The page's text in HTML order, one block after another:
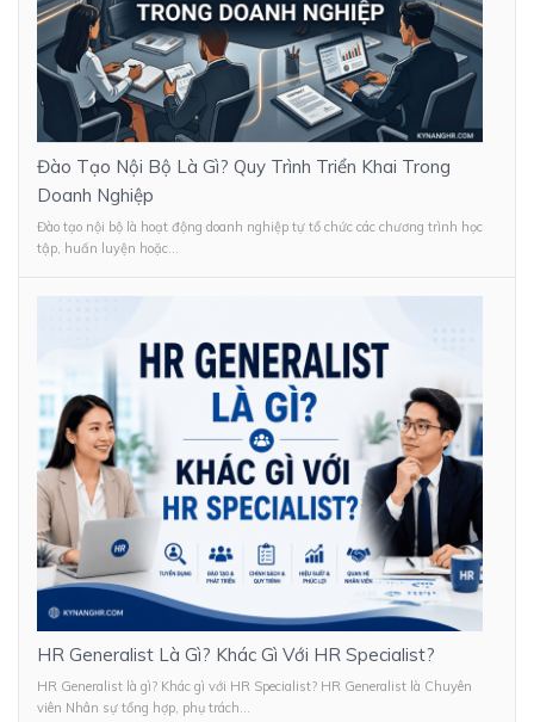
Đào Tạo Nội Bộ Là Gì? Quy Trình Triển Khai Trong
Doanh Nghiệp
Đào tạo nội bộ là hoạt động doanh nghiệp tự tổ chức các chương trình học
tập, huấn luyện hoặc...
HR Generalist Là Gì? Khác Gì Với HR Specialist?
HR Generalist là gì? Khác gì với HR Specialist? HR Generalist là Chuyên
viên Nhân sự tổng hợp, phụ trách...